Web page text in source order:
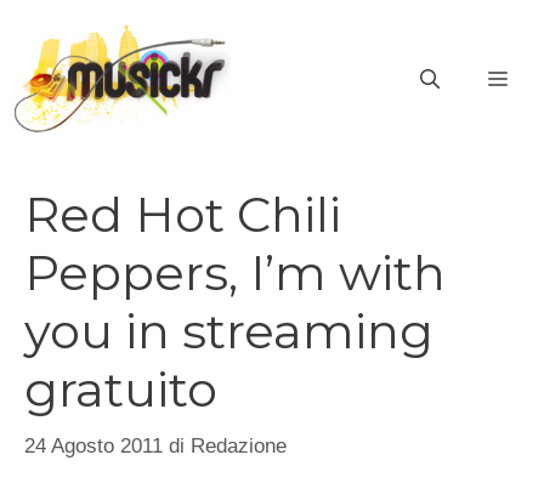
contenuto
Red Hot Chili
Peppers, I’m with
you in streaming
gratuito
24 Agosto 2011 di Redazione